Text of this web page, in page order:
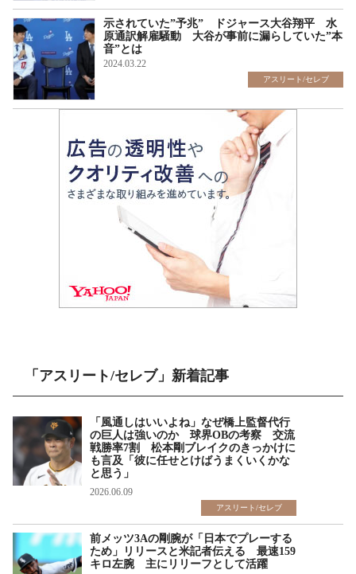
示されていた”予兆” ドジャース大谷翔平 水
原通訳解雇騒動 大谷が事前に漏らしていた”本
音”とは
2024.03.22
アスリート/セレブ
「アスリート/セレブ」新着記事
「風通しはいいよね」なぜ橋上監督代行
の巨人は強いのか 球界OBの考察 交流
戦勝率7割 松本剛ブレイクのきっかけに
も言及「彼に任せとけばうまくいくかな
と思う」
2026.06.09
アスリート/セレブ
前メッツ3Aの剛腕が「日本でプレーする
ため」リリースと米記者伝える 最速159
キロ左腕 主にリリーフとして活躍